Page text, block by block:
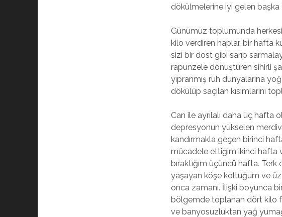
dökülmelerine iyi gelen başka
Günümüz toplumunda
kilo verdiren haplar, bir hafta
sizi bir dost gibi sarıp
rapunzele dönüştüren sihirli
yıpranmış ruh dünyalarına
dökülüp saçılan kısımlarını
Can ile ayrılalı daha üç hafta
depresyonun yükselen
kandırmakla geçen birinci
mücadele ettiğim ikinci hafta
bıraktığım üçüncü hafta.
yaşayan köşe koltuğum ve
onca zamanı. İlişki boyunca
bölgemde toplanan dört kilo
ve banyosuzluktan yağ